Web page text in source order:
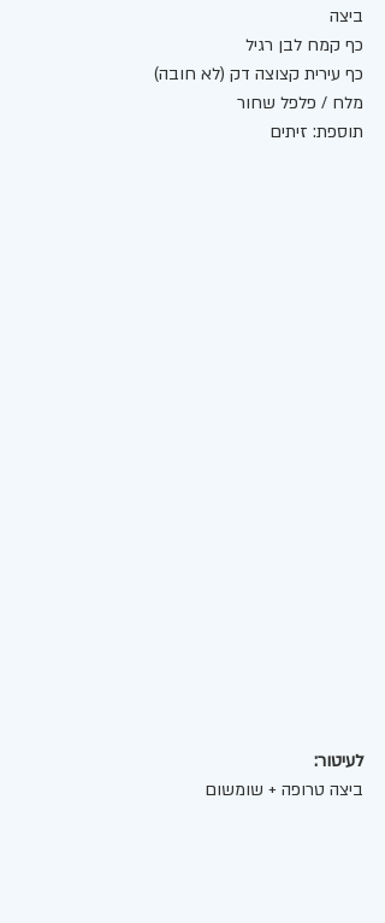
ביצה
כף קמח לבן רגיל
כף עירית קצוצה דק (לא חובה)
מלח / פלפל שחור
תוספת: זיתים
לעיטור:
ביצה טרופה + שומשום